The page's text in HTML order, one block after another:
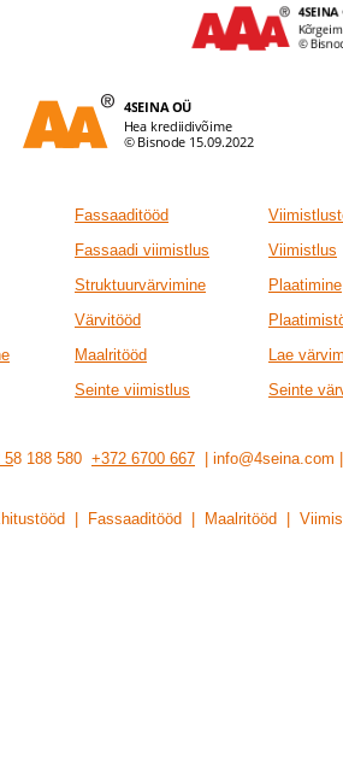
Fassaaditööd
Fassaadi viimistlus
Viimistlus
Struktuurvärvimine
Plaatimine
Värvitööd
Maalritööd
Lae
Seinte viimistlus Seinte
58 188 580 +372 6700 667 |
| Fassaaditööd | Maalritööd |